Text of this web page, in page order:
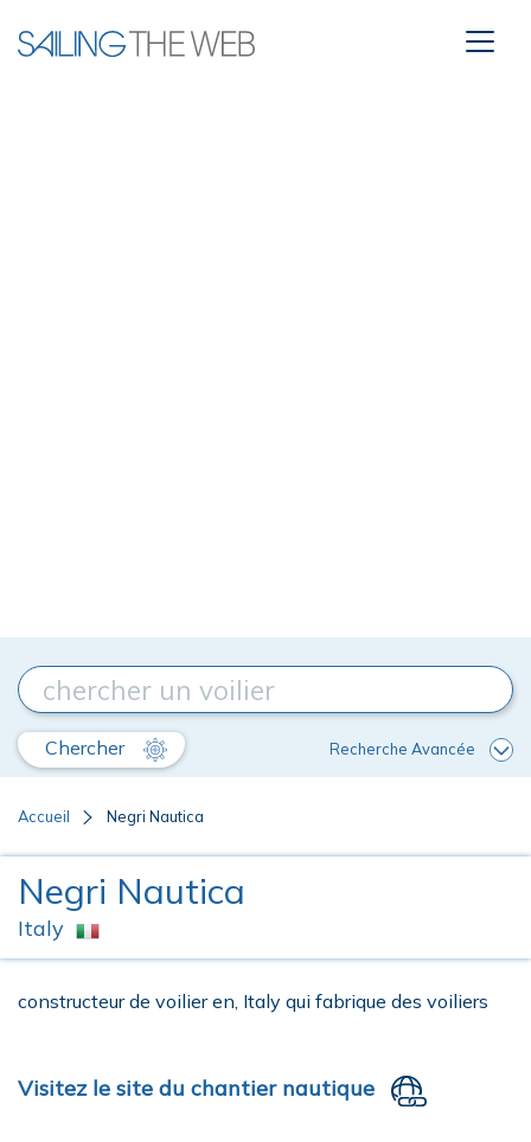
Chercher Recherche Avancée
Accueil Negri Nautica
Negri Nautica
Italy
constructeur de voilier en, Italy qui fabrique des voiliers
Visitez le site du chantier nautique